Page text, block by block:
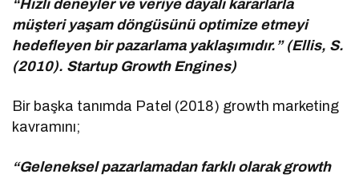
“Hızlı deneyler ve veriye dayalı kararlarla
müşteri yaşam döngüsünü optimize etmeyi
hedefleyen bir pazarlama yaklaşımıdır.” (Ellis, S.
(2010). Startup Growth Engines)
Bir başka tanımda Patel (2018) growth marketing
kavramını;
“Geleneksel pazarlamadan farklı olarak growth